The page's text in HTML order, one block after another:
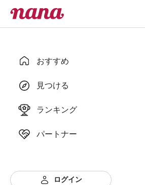
おすすめ
見つける
ランキング
パートナー
ログイン